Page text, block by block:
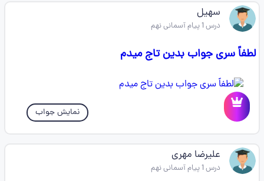
سهیل
درس 1 پیام آسمانی نهم
لطفاً سری جواب بدین تاج میدم
نمایش جواب
علیرضا مهری
درس 1 پیام آسمانی نهم